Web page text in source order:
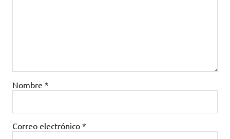
Nombre *
Correo electrónico *